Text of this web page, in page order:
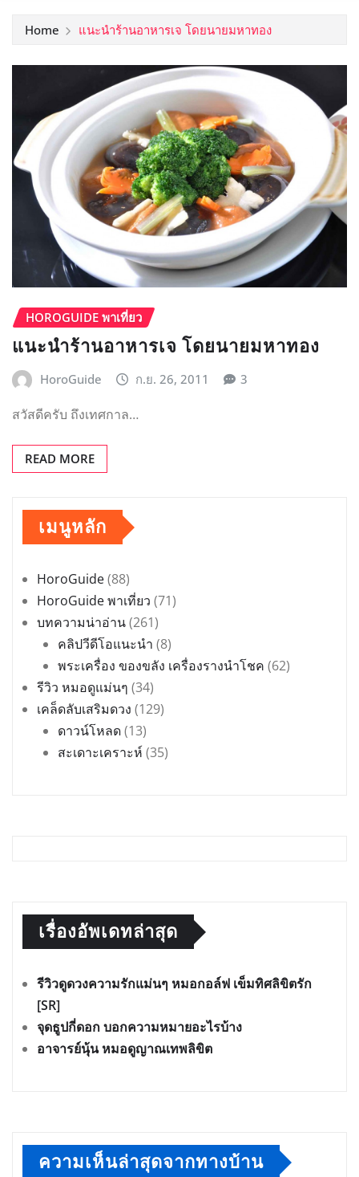
Home แนะนำร้านอาหารเจ โดยนายมหาทอง
HOROGUIDE พาเที่ยว
แนะนำร้านอาหารเจ โดยนายมหาทอง
HoroGuide ก.ย. 26, 2011 3
สวัสดีครับ ถึงเทศกาล…
READ MORE
เมนูหลัก
HoroGuide(88)
HoroGuide พาเที่ยว (71)
บทความน่าอ่าน(261)
คลิปวีดีโอแนะนำ (8)
พระเครื่อง ของขลัง เครื่องรางนำโชค (62)
รีวิว หมอดูแม่นๆ (34)
เคล็ดลับเสริมดวง (129)
ดาวน์โหลด(13)
สะเดาะเคราะห์ (35)
เรื่องอัพเดทล่าสุด
รีวิวดูดวงความรักแม่นๆ หมอกอล์ฟ เข็มทิศลิขิตรัก
[SR]
จุดธูปกี่ดอก บอกความหมายอะไรบ้าง
อาจารย์นุ้น หมอดูญาณเทพลิขิต
ความเห็นล่าสุดจากทางบ้าน